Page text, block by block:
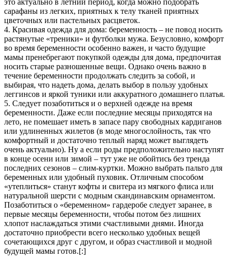
сарафаны из легких, приятных к телу тканей приятных
цветочных или пастельных расцветок.
4. Красивая одежда для дома: беременность – не повод носить
растянутые «треники» и футболки мужа. Безусловно, комфорт
во время беременности особенно важен, и часто будущие
мамы пренебрегают покупкой одежды для дома, предпочитая
носить старые разношенные вещи. Однако очень важно в
течение беременности продолжать следить за собой, и
выбирая, что надеть дома, делать выбор в пользу удобных
леггинсов и яркой туники или аккуратного домашнего платья.
5. Следует позаботиться и о верхней одежде на время
беременности. Даже если последние месяцы приходятся на
лето, не помешает иметь в запасе пару свободных кардиганов
или удлиненных жилетов (в моде многослойность, так что
комфортный и достаточно теплый наряд может выглядеть
очень актуально). Ну а если роды предположительно наступят
в конце осени или зимой – тут уже не обойтись без тренда
последних сезонов – слим-куртки. Можно выбрать пальто для
беременных или удобный пуховик. Отличным способом
«утеплиться» станут кофты и свитера из мягкого флиса или
натуральной шерсти с модным скандинавским орнаментом.
Позаботиться о «беременном» гардеробе следует заранее, в
первые месяцы беременности, чтобы потом без лишних
хлопот наслаждаться этими счастливыми днями. Иногда
достаточно приобрести всего несколько удобных вещей
сочетающихся друг с другом, и образ счастливой и модной
будущей мамы готов.[:]